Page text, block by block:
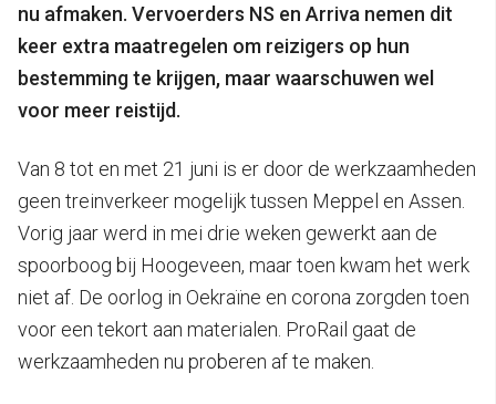
nu afmaken. Vervoerders NS en Arriva nemen dit
keer extra maatregelen om reizigers op hun
bestemming te krijgen, maar waarschuwen wel
voor meer reistijd.
Van 8 tot en met 21 juni is er door de werkzaamheden
geen treinverkeer mogelijk tussen Meppel en Assen.
Vorig jaar werd in mei drie weken gewerkt aan de
spoorboog bij Hoogeveen, maar toen kwam het werk
niet af. De oorlog in Oekraïne en corona zorgden toen
voor een tekort aan materialen. ProRail gaat de
werkzaamheden nu proberen af te maken.